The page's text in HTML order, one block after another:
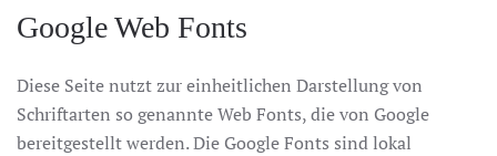
Google Web Fonts
Diese Seite nutzt zur einheitlichen Darstellung von
Schriftarten so genannte Web Fonts, die von Google
bereitgestellt werden. Die Google Fonts sind lokal